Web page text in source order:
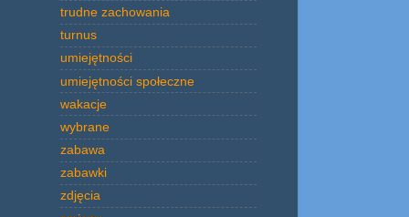
trudne zachowania
turnus
umiejętności
umiejętności społeczne
wakacje
wybrane
zabawa
zabawki
zdjęcia